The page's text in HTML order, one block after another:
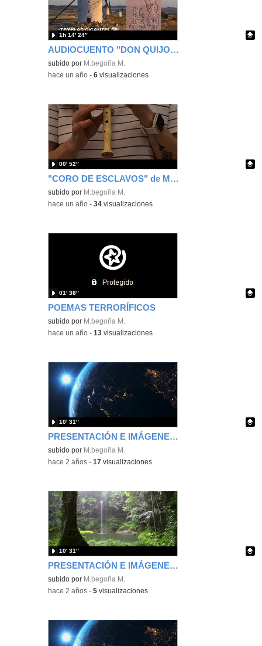
AUDIOCUENTO "DON QUIJOTE"
Contenido educativo.
subido por M.begoña M.
1h 14′ 24″
-hace un año -6 visualizaciones
"CORO DE ESCLAVOS" de Mozart
Contenido educativo.
subido por M.begoña M.
00′ 52″
-hace un año -34 visualizaciones
POEMAS TERRORÍFICOS
Contenido educativo.
subido por M.begoña M.
01′ 38″
-hace un año -13 visualizaciones
PRESENTACIÓN E IMÁGENES TOMÁS Y VALIENTE 4º
Contenido educativo.
subido por M.begoña M.
10′ 31″
-hace 2 años -17 visualizaciones
PRESENTACIÓN E IMÁGENES TOMÁS Y VALIENTE 4º
Contenido educativo.
subido por M.begoña M.
10′ 31″
-hace 2 años -5 visualizaciones